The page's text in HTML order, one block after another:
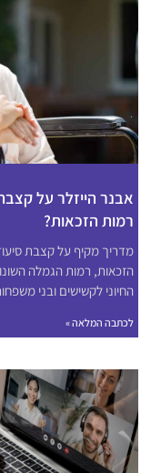
אבנר הייזלר על
רמות הזכאות?
מדריך מקיף על קצבת
החיוני לקשישים ובני
לכתבה המלאה »